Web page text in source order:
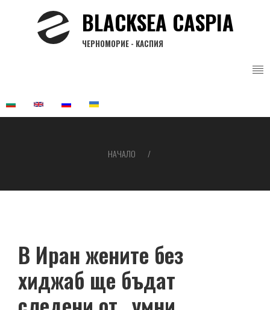
BLACKSEA CASPIA
ЧЕРНОМОРИЕ - КАСПИЯ
НАЧАЛО
В Иран жените без
хиджаб ще бъдат